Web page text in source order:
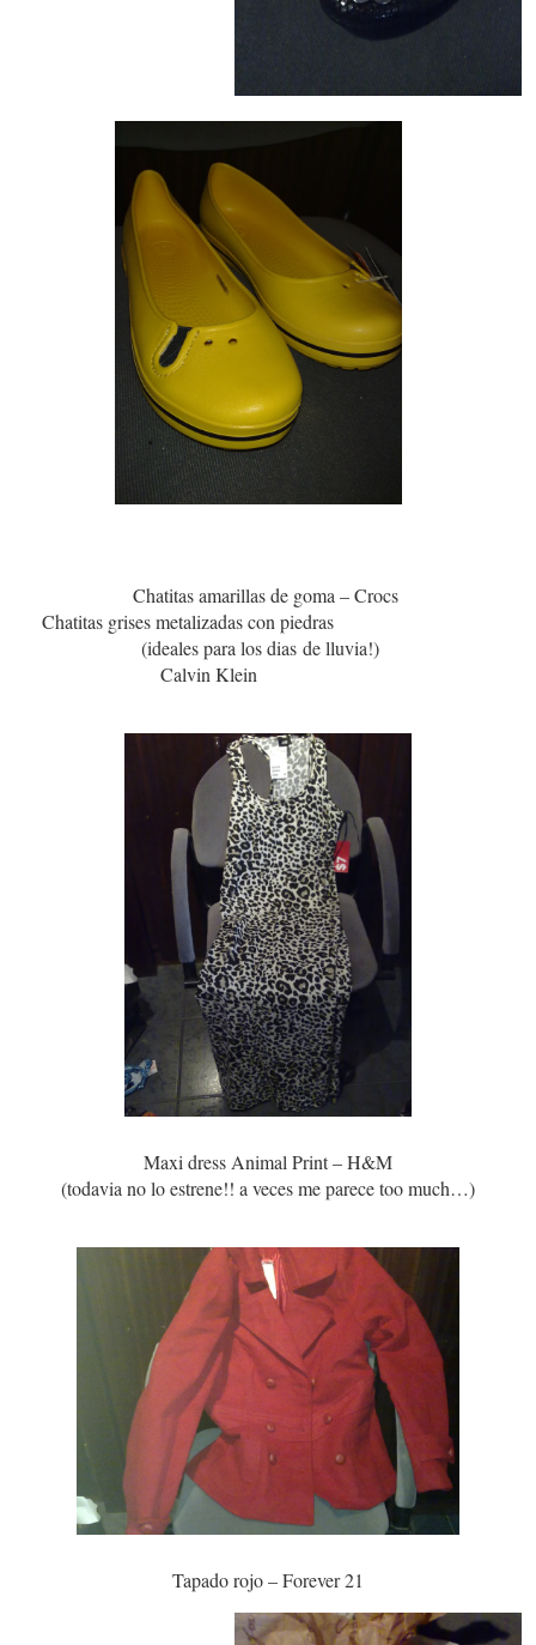
Chatitas amarillas de goma – Crocs
Chatitas grises metalizadas con piedras
(ideales para los dias de lluvia!)
Calvin Klein
Maxi dress Animal Print – H&M
(todavia no lo estrene!! a veces me parece too much…)
Tapado rojo – Forever 21